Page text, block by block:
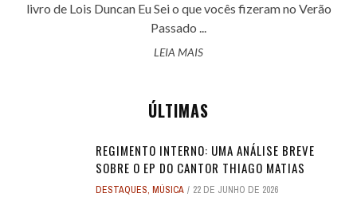
livro de Lois Duncan Eu Sei o que vocês fizeram no Verão
Passado ...
LEIA MAIS
ÚLTIMAS
REGIMENTO INTERNO: UMA ANÁLISE BREVE
SOBRE O EP DO CANTOR THIAGO MATIAS
DESTAQUES, MÚSICA 22 DE JUNHO DE 2026